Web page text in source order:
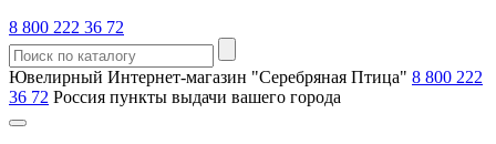
8 800 222 36 72
Ювелирный Интернет-магазин "Серебряная Птица" 8 800 222
36 72 Россия пункты выдачи вашего города